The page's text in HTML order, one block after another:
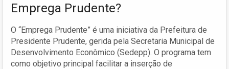
Emprega Prudente?
O “Emprega Prudente” é uma iniciativa da Prefeitura de
Presidente Prudente, gerida pela Secretaria Municipal de
Desenvolvimento Econômico (Sedepp). O programa tem
como objetivo principal facilitar a inserção de